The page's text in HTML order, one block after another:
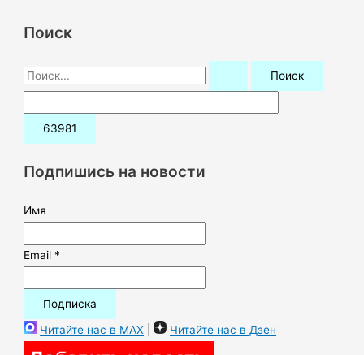
Поиск
П
о
и
:Подпишись на новости
Имя
Email *
Читайте нас в MAX | Читайте нас в Дзен